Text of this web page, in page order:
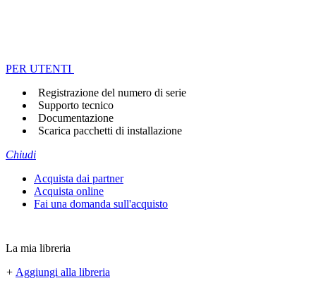
PER UTENTI
Registrazione del numero di serie
Supporto tecnico
Documentazione
Scarica pacchetti di installazione
Chiudi
Acquista dai partner
Acquista online
Fai una domanda sull'acquisto
La mia libreria
+ Aggiungi alla libreria